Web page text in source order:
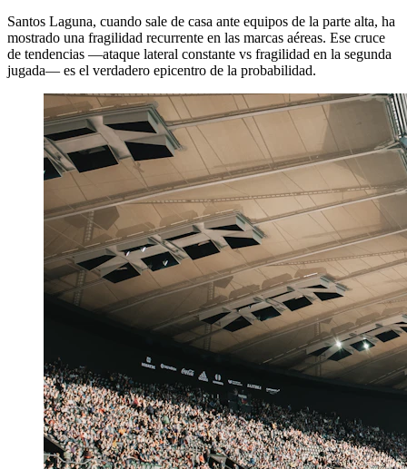
Santos Laguna, cuando sale de casa ante equipos de la parte alta, ha
mostrado una fragilidad recurrente en las marcas aéreas. Ese cruce
de tendencias —ataque lateral constante vs fragilidad en la segunda
jugada— es el verdadero epicentro de la probabilidad.